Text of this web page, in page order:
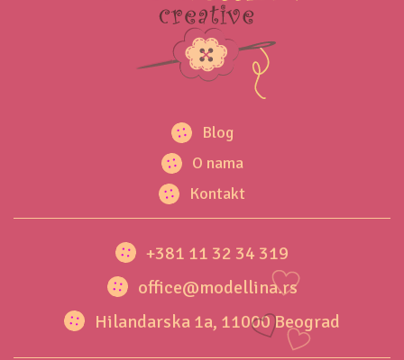
Blog
O nama
Kontakt
+381 11 32 34 319
office@modellina.rs
Hilandarska 1a, 11000 Beograd